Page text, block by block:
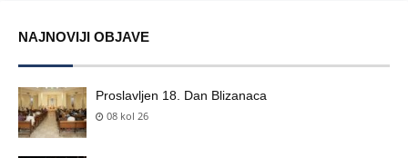
NAJNOVIJI OBJAVE
Proslavljen 18. Dan Blizanaca
08 kol 26